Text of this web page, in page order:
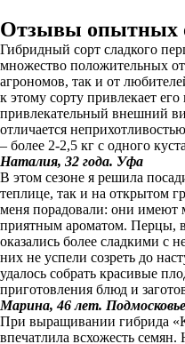
Отзывы опытных
Гибридный сорт сладкого
множество положительных
агрономов, так и от
к этому сорту привлекает
привлекательный внешний
отличается
– более 2-2,5 кг с одного
Наталия, 32 года. Уфа
В этом сезоне я решила
теплице, так и на открытом
меня порадовали: они имеют
приятным ароматом. Перцы,
оказались более сладкими с
них не успели созреть до
удалось собрать красивые
приготовления блюд и
Марина, 46 лет. Подмосковье
При выращивании гибрида
впечатлила всхожесть